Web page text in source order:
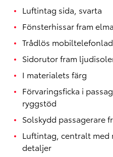
Luftintag sida, svarta
Fönsterhissar fram
Trådlös
Sidorutor fram
I materialets färg
Förvaringsficka i
ryggstöd
Solskydd passagerare
Luftintag, centralt med
detaljer